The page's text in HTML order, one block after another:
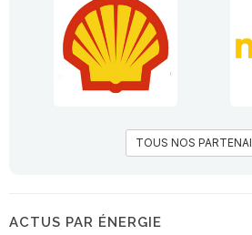
TOUS NOS
ACTUS PAR ÉNERGIE